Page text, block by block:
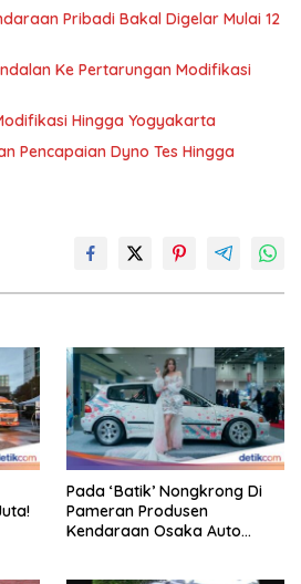
Pribadi Bakal Digelar Mulai 12
Ke Pertarungan Modifikasi
Hingga Yogyakarta
Pencapaian Dyno Tes Hingga
Pada ‘Batik’ Nongkrong Di
Pameran Produsen
Kendaraan Osaka Auto